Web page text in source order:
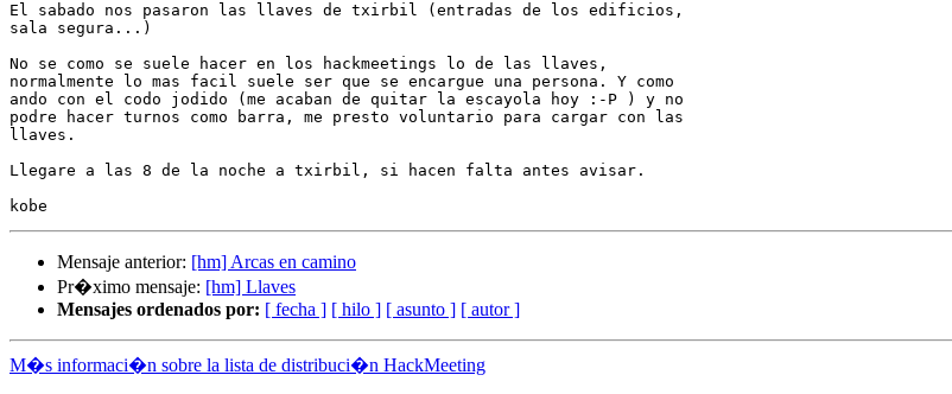
El sabado nos pasaron las llaves de txirbil (entradas de los edificios,
sala segura...)
No se como se suele hacer en los hackmeetings lo de las llaves,
normalmente lo mas facil suele ser que se encargue una persona. Y como
ando con el codo jodido (me acaban de quitar la escayola hoy :-P ) y no
podre hacer turnos como barra, me presto voluntario para cargar con las
llaves.
Llegare a las 8 de la noche a txirbil, si hacen falta antes avisar.
Mensaje anterior: [hm] Arcas en camino
Pr�ximo mensaje: [hm] Llaves
Mensajes ordenados por: [ fecha ] [ hilo ] [ asunto ] [ autor ]
M�s informaci�n sobre la lista de distribuci�n HackMeeting